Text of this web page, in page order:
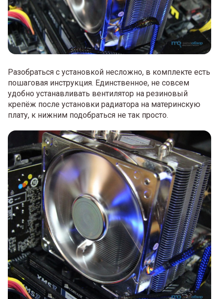
Разобраться с установкой несложно, в комплекте есть
пошаговая инструкция. Единственное, не совсем
удобно устанавливать вентилятор на резиновый
крепёж после установки радиатора на материнскую
плату, к нижним подобраться не так просто.